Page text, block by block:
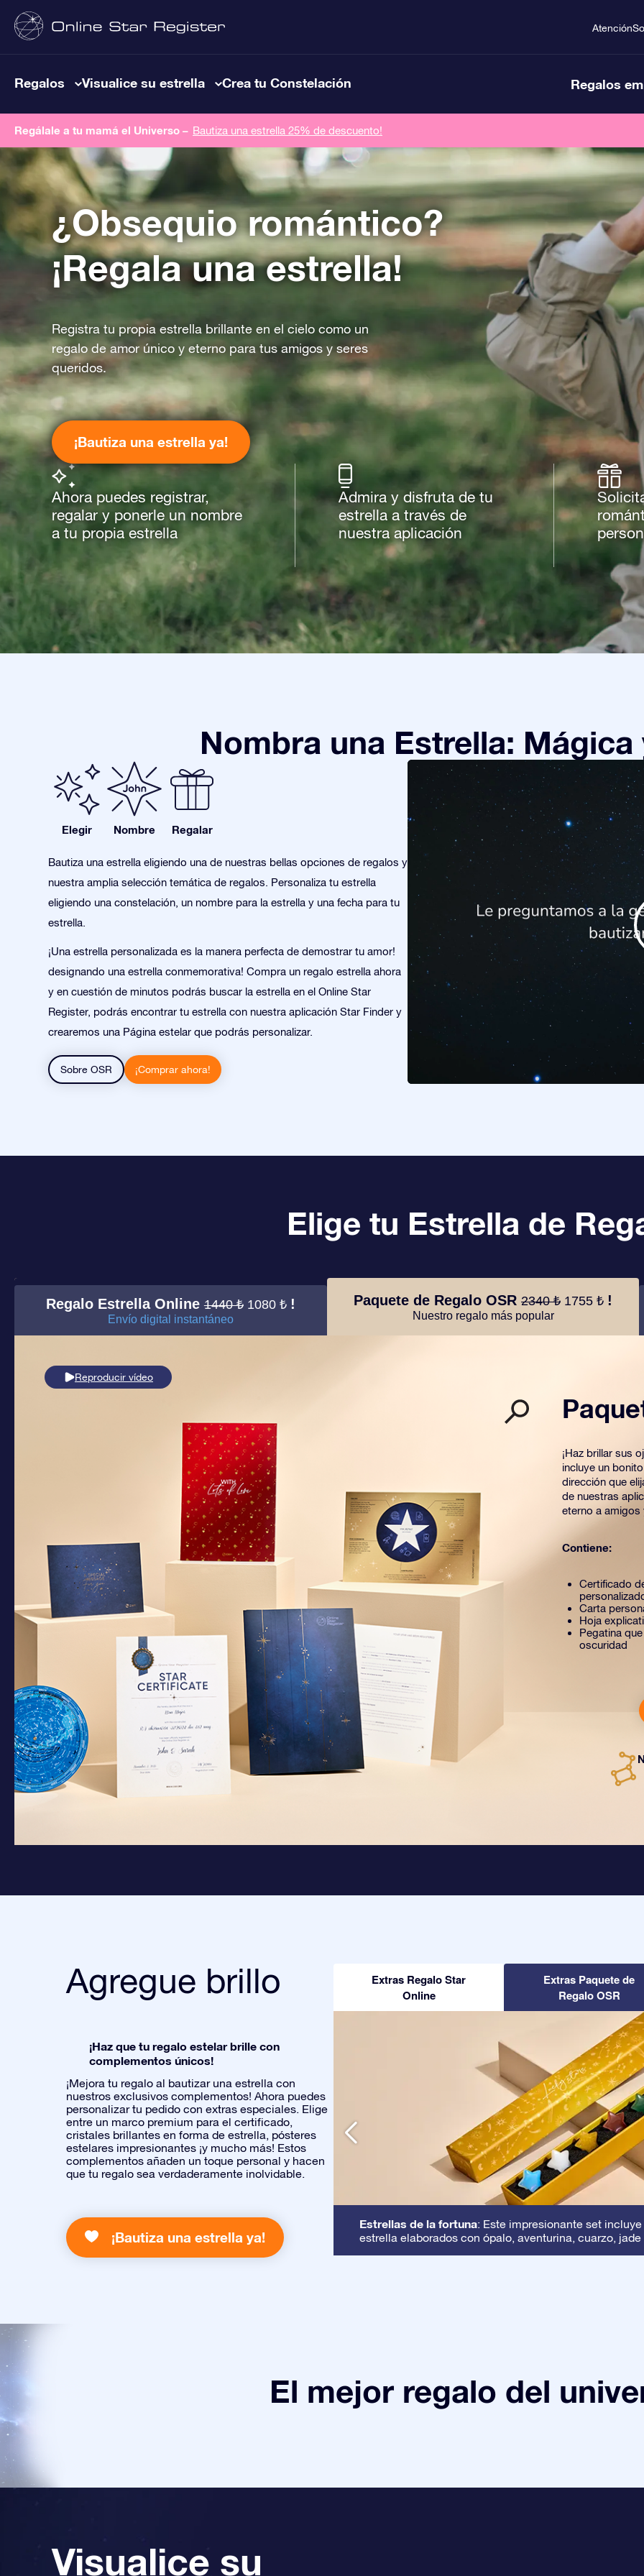
Atención
Regalos Visualice su estrella Crea tu Constelación Regalos
Regálale a tu mamá el Universo – Bautiza una estrella 25% de descuento!
¿Obsequio romántico?
¡Regala una estrella!
Registra tu propia estrella brillante en el cielo como un
regalo de amor único y eterno para tus amigos y seres
queridos.
¡Bautiza una estrella ya!
Ahora puedes registrar,
regalar y ponerle un nombre
a tu propia estrella
Admira y disfruta de tu
estrella a través de
nuestra aplicación
Nombra una Estrella: Mágica
Elegir Nombre Regalar
Bautiza una estrella eligiendo una de nuestras bellas opciones de regalos y
nuestra amplia selección temática de regalos. Personaliza tu estrella
eligiendo una constelación, un nombre para la estrella y una fecha para tu
estrella.
¡Una estrella personalizada es la manera perfecta de demostrar tu amor!
designando una estrella conmemorativa! Compra un regalo estrella ahora
y en cuestión de minutos podrás buscar la estrella en el Online Star
Register, podrás encontrar tu estrella con nuestra aplicación Star Finder y
crearemos una Página estelar que podrás personalizar.
Sobre OSR ¡Comprar ahora!
Elige tu Estrella de
Regalo Estrella Online1440 ₺ 1080 ₺ !
Envío digital instantáneo
Paquete de Regalo OSR 2340 ₺ 1755 ₺ !
Nuestro regalo más popular
Reproducir vídeo
¡Haz brillar sus
incluye un
dirección que
de nuestras
eterno a
Contiene:
Certificado
Carta
Hoja
Pegatina
oscuridad
Agregue brillo
¡Haz que tu regalo estelar brille con
complementos únicos!
¡Mejora tu regalo al bautizar una estrella con
nuestros exclusivos complementos! Ahora puedes
personalizar tu pedido con extras especiales. Elige
entre un marco premium para el certificado,
cristales brillantes en forma de estrella, pósteres
estelares impresionantes ¡y mucho más! Estos
complementos añaden un toque personal y hacen
que tu regalo sea verdaderamente inolvidable.
¡Bautiza una estrella ya!
Extras Regalo Star
Online
Extras Paquete de
Regalo OSR
Estrellas de la fortuna: Este impresionante set
estrella elaborados con ópalo, aventurina, cuarzo,
El mejor regalo del
Visualice su